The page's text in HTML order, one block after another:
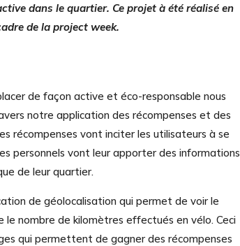
dans le quartier. Ce projet à été réalisé en
de la project week.
de façon active et éco-responsable nous
notre application des récompenses et des
récompenses vont inciter les utilisateurs à se
personnels vont leur apporter des informations
de leur quartier.
de géolocalisation qui permet de voir le
le nombre de kilomètres effectués en vélo. Ceci
qui permettent de gagner des récompenses